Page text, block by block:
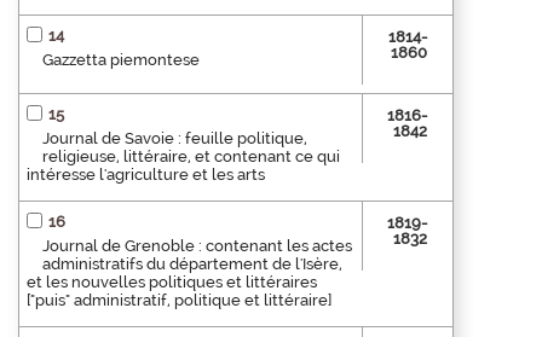
14
Gazzetta piemontese
1814-
1860
15
Journal de Savoie : feuille politique,
religieuse, littéraire, et contenant ce qui
intéresse l'agriculture et les arts
1816-
1842
16
Journal de Grenoble : contenant les actes
administratifs du département de l'Isère,
et les nouvelles politiques et littéraires
["puis" administratif, politique et littéraire]
1819-
1832